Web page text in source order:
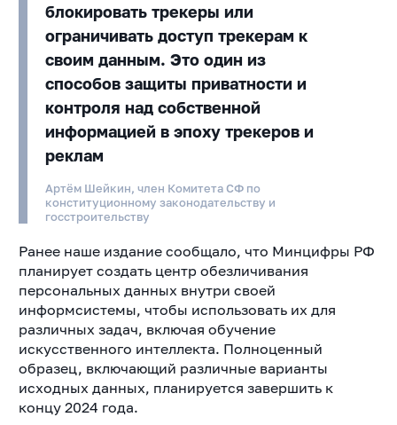
блокировать трекеры или
ограничивать доступ трекерам к
своим данным. Это один из
способов защиты приватности и
контроля над собственной
информацией в эпоху трекеров и
реклам
Артём Шейкин, член Комитета СФ по
конституционному законодательству и
госстроительству
Ранее наше издание сообщало, что Минцифры РФ
планирует создать центр обезличивания
персональных данных внутри своей
информсистемы, чтобы использовать их для
различных задач, включая обучение
искусственного интеллекта. Полноценный
образец, включающий различные варианты
исходных данных, планируется завершить к
концу 2024 года.